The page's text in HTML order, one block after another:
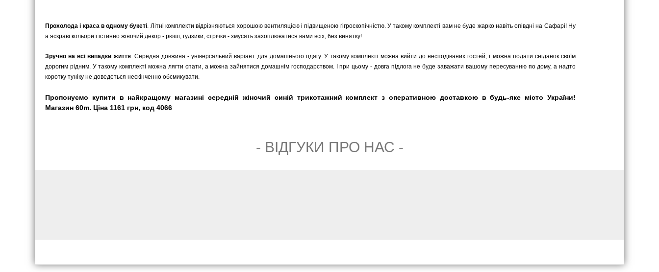
Прохолода і краса в одному букеті. Літні комплекти відрізняються хорошою вентиляцією і підвищеною гігроскопічністю. У такому комплекті вам не буде жарко навіть опівдні на Сафарі! Ну
а яскраві кольори і істинно жіночий декор - рюші, гудзики, стрічки - змусять захоплюватися вами всіх, без винятку!
Зручно на всі випадки життя. Середня довжина - універсальний варіант для домашнього одягу. У такому комплекті можна вийти до несподіваних гостей, і можна подати сніданок своїм
дорогим рідним. У такому комплекті можна лягти спати, а можна зайнятися домашнім господарством. І при цьому - довга підлога не буде заважати вашому пересуванню по дому, а надто
коротку туніку не доведеться нескінченно обсмикувати.
Пропонуємо купити в найкращому магазині середній жіночий синій трикотажний комплект з оперативною доставкою в будь-яке місто України!
Магазин 60m. Ціна 1161 грн, код 4066
- ВIДГУКИ ПРО НАС -